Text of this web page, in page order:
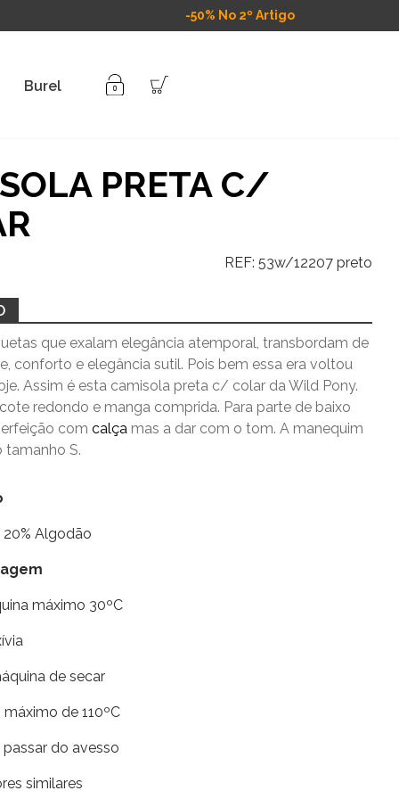
-50% No 2º Artigo
Burel
PRETA C/
REF: 53w/12207 preto
que exalam elegância atemporal, transbordam de
conforto e elegância sutil. Pois bem essa era voltou
Assim é esta camisola preta c/ colar da Wild Pony.
redondo e manga comprida. Para parte de baixo
comcalça mas a dar com o tom. A manequim
tamanho S.
20% Algodão
máximo 30ºC
de secar
máximo de 110ºC
passar do avesso
similares